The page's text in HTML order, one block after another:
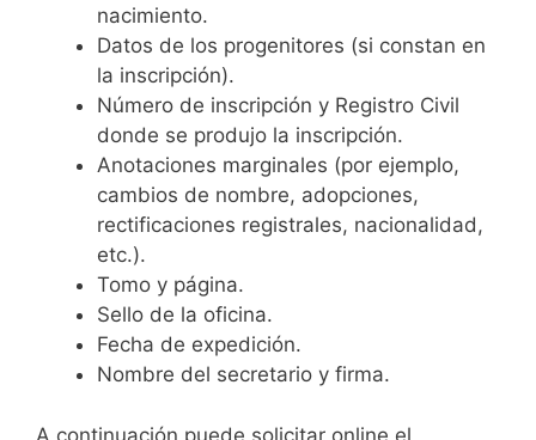
nacimiento.
Datos de los progenitores (si constan en
la inscripción).
Número de inscripción y Registro Civil
donde se produjo la inscripción.
Anotaciones marginales (por ejemplo,
cambios de nombre, adopciones,
rectificaciones registrales, nacionalidad,
etc.).
Tomo y página.
Sello de la oficina.
Fecha de expedición.
Nombre del secretario y firma.
A continuación puede solicitar online el